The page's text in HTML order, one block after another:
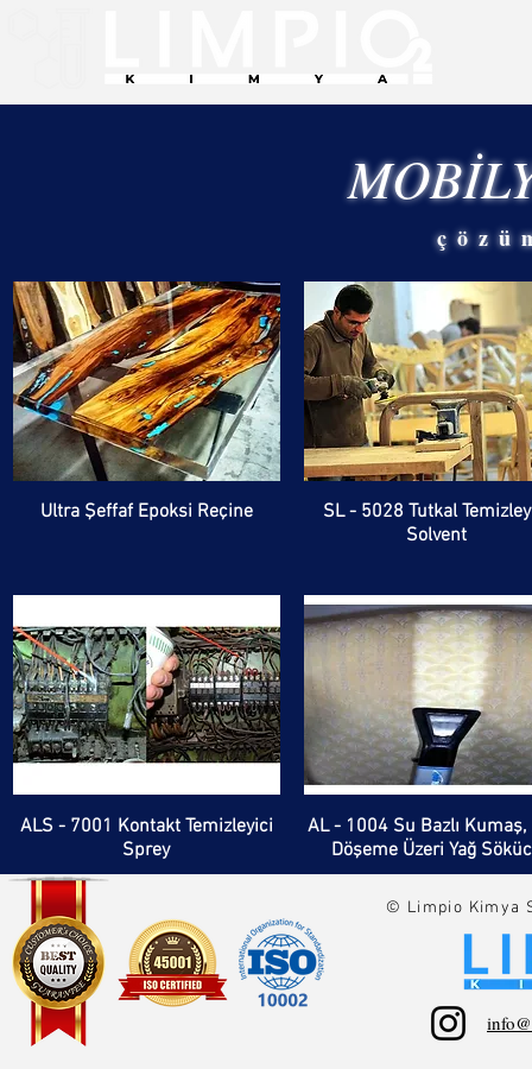
Ultra Şeffaf Epoksi Reçine
SL - 5028 Tutkal
Solvent
ALS - 7001 Kontakt Temizleyici
Sprey
AL - 1004 Su Bazlı Kumaş,
Döşeme Üzeri Yağ
© Limpio Kimya